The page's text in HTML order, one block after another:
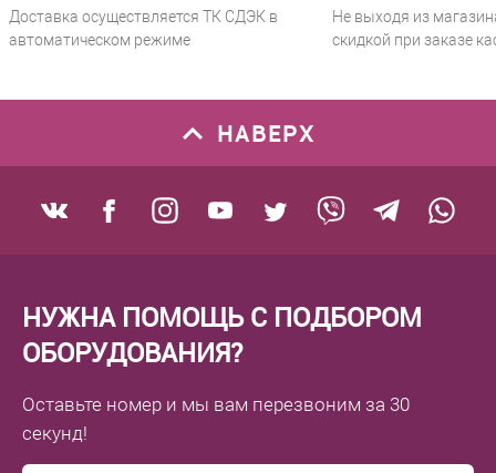
Доставка осуществляется ТК СДЭК в
автоматическом режиме
Не выходя из
скидкой при заказе
НАВЕРХ
НУЖНА ПОМОЩЬ С ПОДБОРОМ
ОБОРУДОВАНИЯ?
Оставьте номер и мы вам перезвоним за 30
секунд!